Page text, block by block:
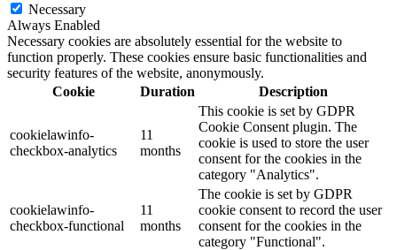
Necessary
Always Enabled
Necessary cookies are absolutely essential for the website to
function properly. These cookies ensure basic functionalities and
security features of the website, anonymously.
Cookie
Duration Description
cookielawinfo-
checkbox-analytics
11
months
This cookie is set by GDPR
Cookie Consent plugin. The
cookie is used to store the user
consent for the cookies in the
category "Analytics".
cookielawinfo-
checkbox-functional
11
months
The cookie is set by GDPR
cookie consent to record the user
consent for the cookies in the
category "Functional".